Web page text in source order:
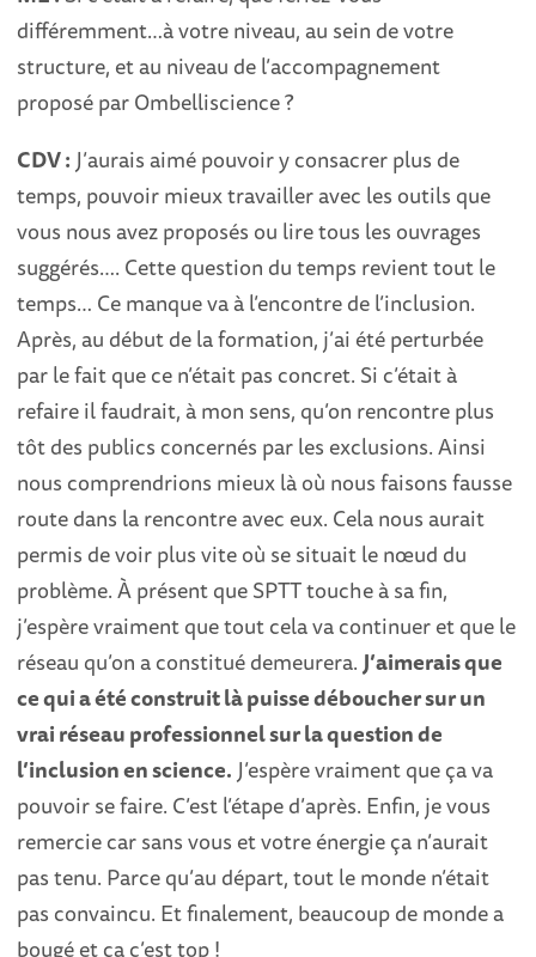
différemment…à votre niveau, au sein de votre
structure, et au niveau de l’accompagnement
proposé par Ombelliscience ?
CDV : J’aurais aimé pouvoir y consacrer plus de
temps, pouvoir mieux travailler avec les outils que
vous nous avez proposés ou lire tous les ouvrages
suggérés…. Cette question du temps revient tout le
temps… Ce manque va à l’encontre de l’inclusion.
Après, au début de la formation, j’ai été perturbée
par le fait que ce n’était pas concret. Si c’était à
refaire il faudrait, à mon sens, qu’on rencontre plus
tôt des publics concernés par les exclusions. Ainsi
nous comprendrions mieux là où nous faisons fausse
route dans la rencontre avec eux. Cela nous aurait
permis de voir plus vite où se situait le nœud du
problème. À présent que SPTT touche à sa fin,
j’espère vraiment que tout cela va continuer et que le
réseau qu’on a constitué demeurera. J’aimerais que
ce qui a été construit là puisse déboucher sur un
vrai réseau professionnel sur la question de
l’inclusion en science. J’espère vraiment que ça va
pouvoir se faire. C’est l’étape d’après. Enfin, je vous
remercie car sans vous et votre énergie ça n’aurait
pas tenu. Parce qu’au départ, tout le monde n’était
pas convaincu. Et finalement, beaucoup de monde a
bougé et ça c’est top !